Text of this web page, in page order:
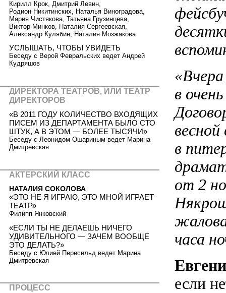
в
в
от 2
часа
если
Кирилл Крок, Дмитрий Левин,
Родион Никитинских, Наталья Виноградова,
Мария Чистякова, Татьяна Грузинцева,
Виктор Минков, Наталия Сергеевская,
Александр Кулябин, Наталия Мозжакова
УСЛЫШАТЬ, ЧТОБЫ УВИДЕТЬ
Беседу с Верой Февральских ведет Андрей
Кудряшов
ДИРЕКТОРА ТЕАТРОВ, ИЛИ ТЕАТР
ДИРЕКТОРОВ
«В 2011 ГОДУ КОЛИЧЕСТВО ВХОДЯЩИХ
ПИСЕМ ИЗ ДЕПАРТАМЕНТА БЫЛО СТО
ШТУК, А В ЭТОМ — БОЛЕЕ ТЫСЯЧИ»
Беседу с Леонидом Ошариным ведет Марина
Дмитревская
АКТЕРСКИЙ КЛАСС
НАТАЛИЯ СОКОЛОВА
«ЭТО НЕ Я ИГРАЮ, ЭТО МНОЙ ИГРАЕТ
ТЕАТР»
Филипп Янковский
«ЕСЛИ ТЫ НЕ ДЕЛАЕШЬ НИЧЕГО
УДИВИТЕЛЬНОГО — ЗАЧЕМ ВООБЩЕ
ЭТО ДЕЛАТЬ?»
Беседу с Юлией Пересильд ведет Марина
Дмитревская
ПРОЦЕСС